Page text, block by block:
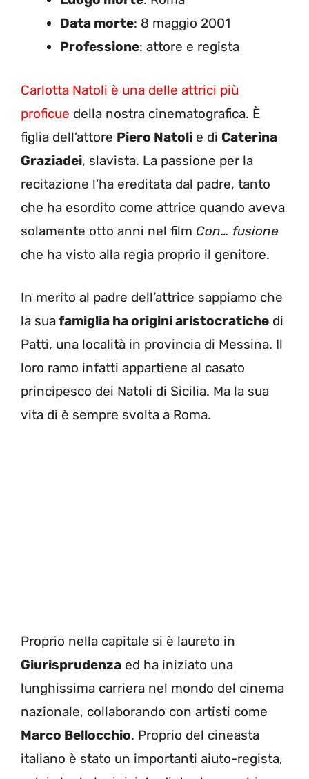
Data morte: 8 maggio 2001
Professione: attore e regista
Carlotta Natoli è una delle attrici più
proficue della nostra cinematografica. È
figlia dell’attore Piero Natoli e di Caterina
Graziadei, slavista. La passione per la
recitazione l’ha ereditata dal padre, tanto
che ha esordito come attrice quando aveva
solamente otto anni nel film Con… fusione
che ha visto alla regia proprio il genitore.
In merito al padre dell’attrice sappiamo che
la suafamiglia ha origini aristocratiche di
Patti, una località in provincia di Messina. Il
loro ramo infatti appartiene al casato
principesco dei Natoli di Sicilia. Ma la sua
vita di è sempre svolta a Roma.
Proprio nella capitale si è laureto in
Giurisprudenza ed ha iniziato una
lunghissima carriera nel mondo del cinema
nazionale, collaborando con artisti come
Marco Bellocchio. Proprio del cineasta
italiano è stato un importanti aiuto-regista,